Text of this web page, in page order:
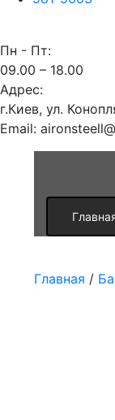
Пн - Пт:
09.00 – 18.00
Адрес:
г.Киев, ул.
Email:
Главная /